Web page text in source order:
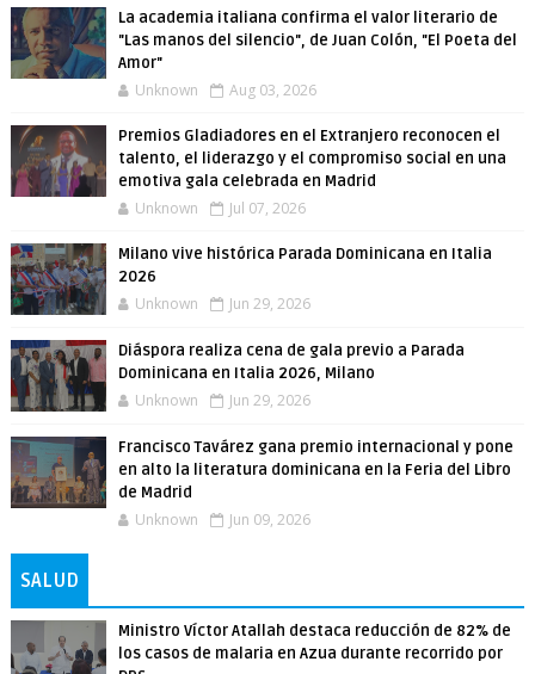
La academia italiana confirma el valor literario de
"Las manos del silencio", de Juan Colón, "El Poeta del
Amor"
Unknown Aug 03, 2026
Premios Gladiadores en el Extranjero reconocen el
talento, el liderazgo y el compromiso social en una
emotiva gala celebrada en Madrid
Unknown Jul 07, 2026
Milano vive histórica Parada Dominicana en Italia
2026
Unknown Jun 29, 2026
Diáspora realiza cena de gala previo a Parada
Dominicana en Italia 2026, Milano
Unknown Jun 29, 2026
Francisco Tavárez gana premio internacional y pone
en alto la literatura dominicana en la Feria del Libro
de Madrid
Unknown Jun 09, 2026
SALUD
Ministro Víctor Atallah destaca reducción de 82% de
los casos de malaria en Azua durante recorrido por